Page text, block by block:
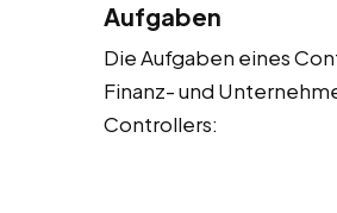
Aufgaben
Die Aufgaben eines
Finanz- und
Controllers: